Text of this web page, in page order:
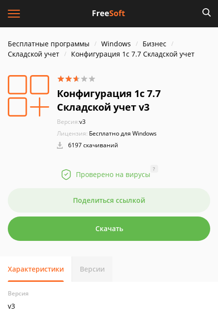
Бесплатные программы Windows
Бизнес
Складской учет
Конфигурация 1с 7.7 Складской учет
Конфигурация 1с 7.7
Складской учет v3
Версия:v3
Лицензия: Бесплатно для Windows
6197 скачиваний
Проверено на вирусы
?
Поделиться ссылкой
Скачать
Характеристики Версии
Версия
v3